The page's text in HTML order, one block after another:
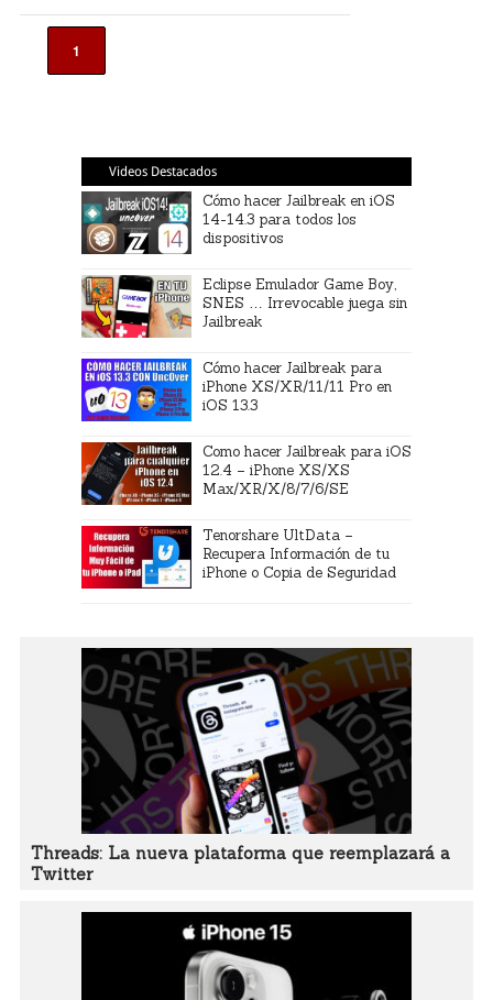
1
Videos Destacados
Cómo hacer Jailbreak en iOS
14-14.3 para todos los
dispositivos
Eclipse Emulador Game Boy,
SNES … Irrevocable juega sin
Jailbreak
Cómo hacer Jailbreak para
iPhone XS/XR/11/11 Pro en
iOS 13.3
Como hacer Jailbreak para iOS
12.4 – iPhone XS/XS
Max/XR/X/8/7/6/SE
Tenorshare UltData –
Recupera Información de tu
iPhone o Copia de Seguridad
Threads: La nueva plataforma que reemplazará a
Twitter